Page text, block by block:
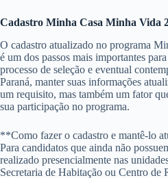
Cadastro Minha Casa Minha Vida
O cadastro atualizado no programa
é um dos passos mais importantes
processo de seleção e eventual
Paraná, manter suas informações
um requisito, mas também um fator
sua participação no programa.
**Como fazer o cadastro e mantê-lo
Para candidatos que ainda não
realizado presencialmente nas
Secretaria de Habitação ou Centro de